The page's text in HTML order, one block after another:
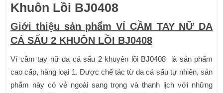
Khuôn Lồi BJ0408
Giới thiệu sản phẩm VÍ CẦM TAY NỮ DA
CÁ SẤU 2 KHUÔN LỒI BJ0408
Ví cầm tay nữ da cá sấu 2 khuyên lồi BJ0408 là sản phẩm
cao cấp, hàng loại 1. Được chế tác từ da cá sấu tự nhiên, sản
phẩm này có vẻ ngoài sang trọng và thanh lịch với những